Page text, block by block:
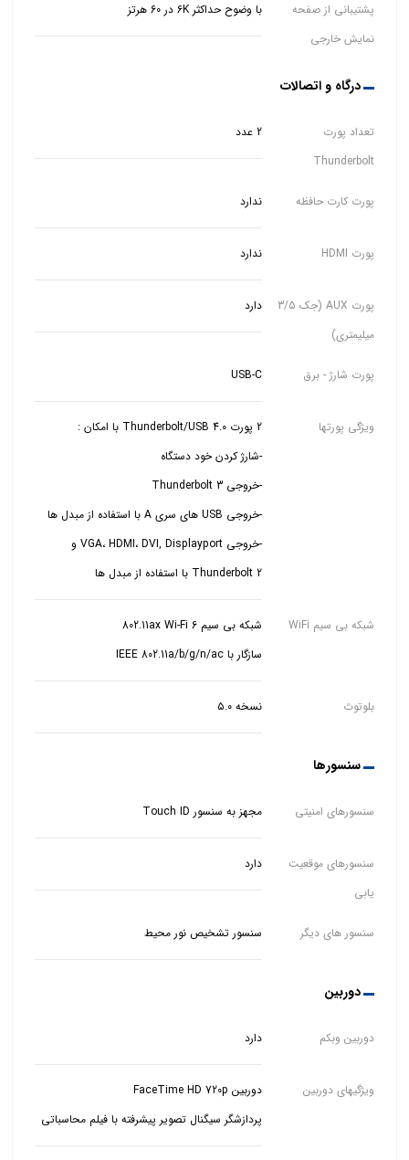
پشتیبانی از صفحه
نمایش خارجی
با وضوح حداکثر 6K در 60 هرتز
درگاه و اتصالات
تعداد پورت
Thunderbolt
2 عدد
پورت کارت حافظه ندارد
پورت HDMI ندارد
پورت AUX (جک 3/5
میلیمتری)
دارد
پورت شارژ - برق USB-C
ویژگی پورتها
-خروجی USB های سری A با استفاده از مبدل ها
-خروجی VGA، HDMI، DVI, Displayport و
Thunderbolt 2 با استفاده از مبدل ها
شبکه بی سیم WiFi
شبکه بی سیم 802.11ax Wi-Fi 6
سازگار با IEEE 802.11a/b/g/n/ac
بلوتوث نسخه ۵.۰
سنسورها
سنسورهای امنیتی مجهز به سنسور Touch ID
سنسورهای موقعیت
یابی
دارد
سنسور های دیگر سنسور تشخیص نور محیط
دوربین
دوربین وبکم دارد
ویژگیهای دوربین
دوربین FaceTime HD 720p
پردازشگر سیگنال تصویر پیشرفته با فیلم محاسباتی